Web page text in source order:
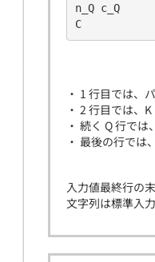
n_Q c_Q
C
・ 1 行目では、
・ 2 行目では、
・ 続く Q 行で
・ 最後の行では
入力値最終行の
文字列は標準入